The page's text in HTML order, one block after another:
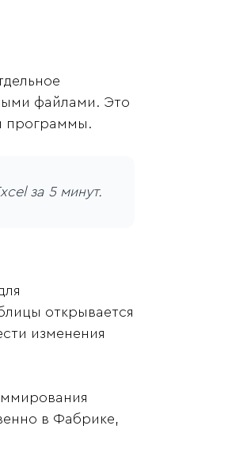
файлами. Это
программы.
за 5 минут.
открывается
изменения
в Фабрике,